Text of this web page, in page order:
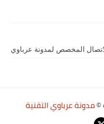
مدونة عرباوي التقنية